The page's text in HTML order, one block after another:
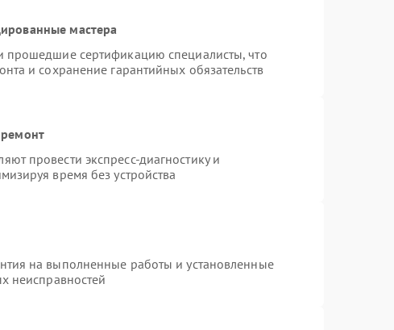
мастера
прошедшие сертификацию специалисты, что
и сохранение гарантийных обязательств
провести экспресс-диагностику и
время без устройства
на выполненные работы и установленные
неисправностей